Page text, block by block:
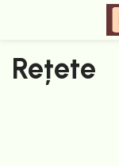
Rețete